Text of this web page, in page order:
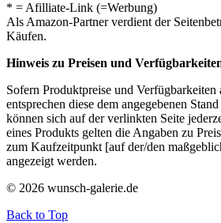
* = Afilliate-Link (=Werbung)
Als Amazon-Partner verdient der
Käufen.
Hinweis zu Preisen und
Sofern Produktpreise und Verfügbarkeiten
entsprechen diese dem angegebenen
können sich auf der verlinkten Seite
eines Produkts gelten die Angaben zu
zum Kaufzeitpunkt [auf der/den
angezeigt werden.
© 2026 wunsch-galerie.de
Back to Top